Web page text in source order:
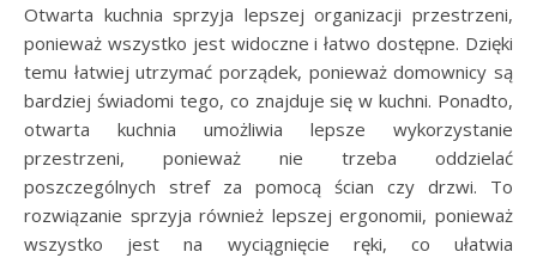
Otwarta kuchnia sprzyja lepszej organizacji przestrzeni,
ponieważ wszystko jest widoczne i łatwo dostępne. Dzięki
temu łatwiej utrzymać porządek, ponieważ domownicy są
bardziej świadomi tego, co znajduje się w kuchni. Ponadto,
otwarta kuchnia umożliwia lepsze wykorzystanie
przestrzeni, ponieważ nie trzeba oddzielać
poszczególnych stref za pomocą ścian czy drzwi. To
rozwiązanie sprzyja również lepszej ergonomii, ponieważ
wszystko jest na wyciągnięcie ręki, co ułatwia